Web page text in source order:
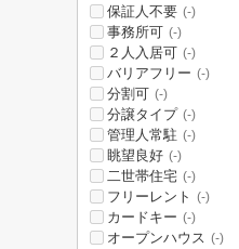
保証人不要 (-)
事務所可 (-)
２人入居可 (-)
バリアフリー (-)
分割可 (-)
分譲タイプ (-)
管理人常駐 (-)
眺望良好 (-)
二世帯住宅 (-)
フリーレント (-)
カードキー (-)
オープンハウス (-)